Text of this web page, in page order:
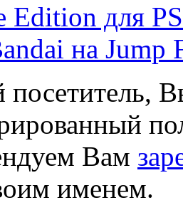
Edition для
на Jump
Вам
именем.